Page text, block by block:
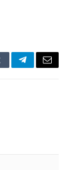
TelegramEmail